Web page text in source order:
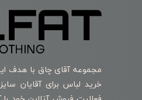
مجموعه آقای چاق با هدف